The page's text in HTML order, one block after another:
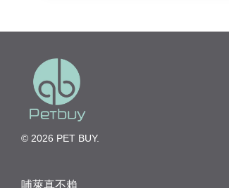
© 2026 PET BUY.
哺萊真不賴